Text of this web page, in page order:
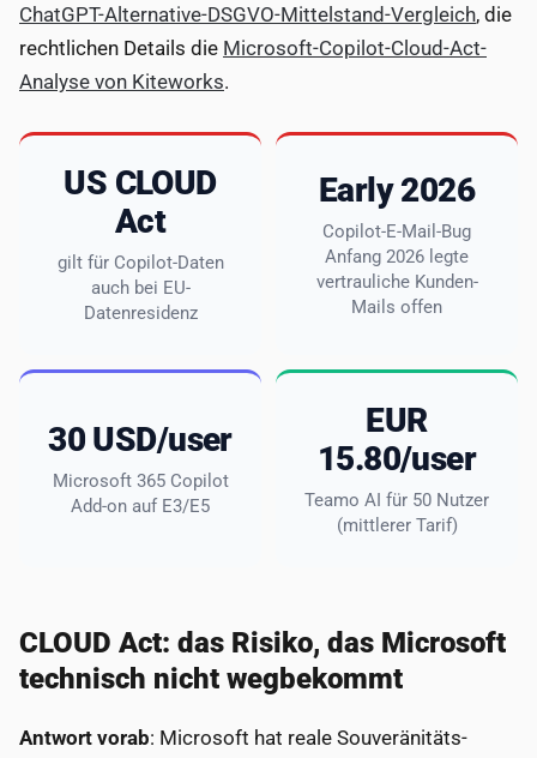
ChatGPT-Alternative-DSGVO-Mittelstand-Vergleich, die
rechtlichen Details die Microsoft-Copilot-Cloud-Act-
Analyse von Kiteworks.
US CLOUD
Act
gilt für Copilot-Daten
auch bei EU-
Datenresidenz
Early 2026
Copilot-E-Mail-Bug
Anfang 2026 legte
vertrauliche Kunden-
Mails offen
30 USD/user
Microsoft 365 Copilot
Add-on auf E3/E5
EUR
15.80/user
Teamo AI für 50 Nutzer
(mittlerer Tarif)
CLOUD Act: das Risiko, das Microsoft
technisch nicht wegbekommt
Antwort vorab: Microsoft hat reale Souveränitäts-